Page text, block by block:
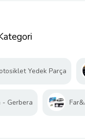
Yedek Parça
- Gerbera